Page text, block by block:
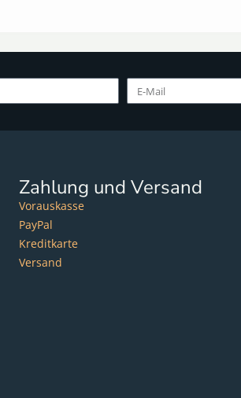
Zahlung und Versand
Vorauskasse
PayPal
Kreditkarte
Versand